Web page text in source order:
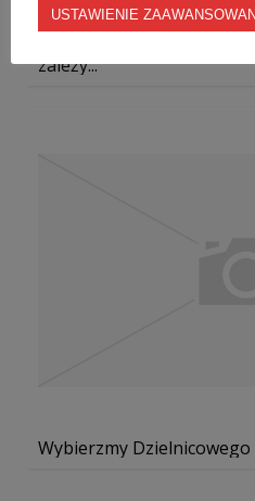
zależy...
Wybierzmy Dzielnicowego
USTAWIENIE